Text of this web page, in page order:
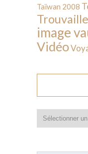
Taïwan 2008
image
Vidéo